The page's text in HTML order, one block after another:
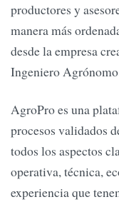
productores y
manera más
desde la empresa
Ingeniero
AgroPro es una
procesos validados
todos los aspectos
operativa, técnica,
experiencia que